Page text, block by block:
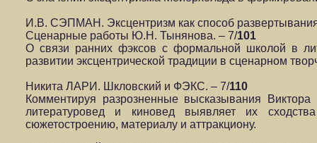
И.В. СЭПМАН. Эксцентризм как способ
Сценарные работы Ю.Н. Тынянова. – 7/101
О связи ранних фэксов с формальной школой в
развитии эксцентрической традиции в сценарном
Никита ЛАРИ. Шкловский и ФЭКС. – 7/110
Комментируя разрозненные высказывания
литературовед и киновед выявляет их
сюжетостроению, материалу и аттракциону.